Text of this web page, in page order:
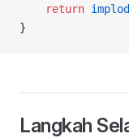
    return
}
Langkah